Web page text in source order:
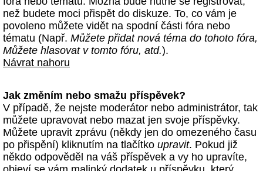
než budete moci přispět do diskuze. To, co vám je
povoleno můžete vidět na spodní části fóra nebo
tématu (Např. Můžete přidat nová téma do tohoto fóra,
Můžete hlasovat v tomto fóru, atd.).
Návrat nahoru
Jak změním nebo smažu příspěvek?
V případě, že nejste moderátor nebo administrátor, tak
můžete upravovat nebo mazat jen svoje příspěvky.
Můžete upravit zprávu (někdy jen do omezeného času
po přispění) kliknutím na tlačítko upravit. Pokud již
někdo odpověděl na váš příspěvek a vy ho upravíte,